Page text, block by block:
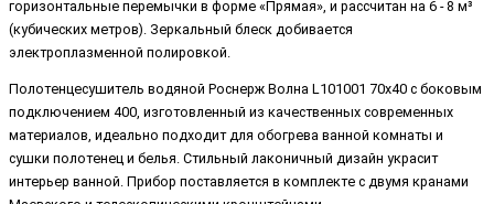
горизонтальные перемычки в форме «Прямая», и рассчитан на 6 - 8 м³
(кубических метров). Зеркальный блеск добивается
электроплазменной полировкой.
Полотенцесушитель водяной Роснерж Волна L101001 70x40 с боковым
подключением 400, изготовленный из качественных современных
материалов, идеально подходит для обогрева ванной комнаты и
сушки полотенец и белья. Стильный лаконичный дизайн украсит
интерьер ванной. Прибор поставляется в комплекте с двумя кранами